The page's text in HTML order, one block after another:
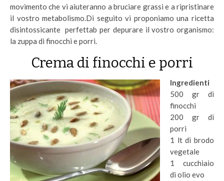
movimento che vi aiuteranno a bruciare grassi e a ripristinare
il vostro metabolismo.Di seguito vi proponiamo una ricetta
disintossicante perfettab per depurare il vostro organismo:
la zuppa di finocchi e porri.
Crema di finocchi e porri
Ingredienti
500 gr di
finocchi
200 gr di
porri
1 lt di brodo
vegetale
1 cucchiaio
di olio evo